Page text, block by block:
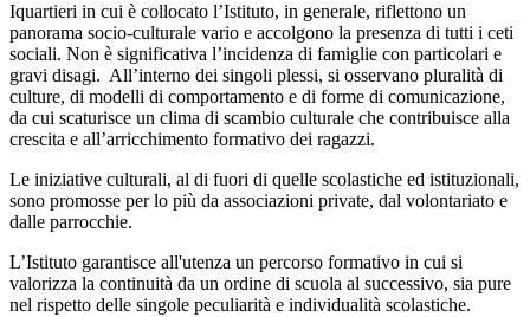
Iquartieri in cui è collocato l’Istituto, in generale, riflettono un
panorama socio-culturale vario e accolgono la presenza di tutti i ceti
sociali. Non è significativa l’incidenza di famiglie con particolari e
gravi disagi. All’interno dei singoli plessi, si osservano pluralità di
culture, di modelli di comportamento e di forme di comunicazione,
da cui scaturisce un clima di scambio culturale che contribuisce alla
crescita e all’arricchimento formativo dei ragazzi.
Le iniziative culturali, al di fuori di quelle scolastiche ed istituzionali,
sono promosse per lo più da associazioni private, dal volontariato e
dalle parrocchie.
L’Istituto garantisce all'utenza un percorso formativo in cui si
valorizza la continuità da un ordine di scuola al successivo, sia pure
nel rispetto delle singole peculiarità e individualità scolastiche.